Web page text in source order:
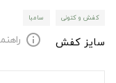
کفش و کتونی سامبا
سایز کفش info